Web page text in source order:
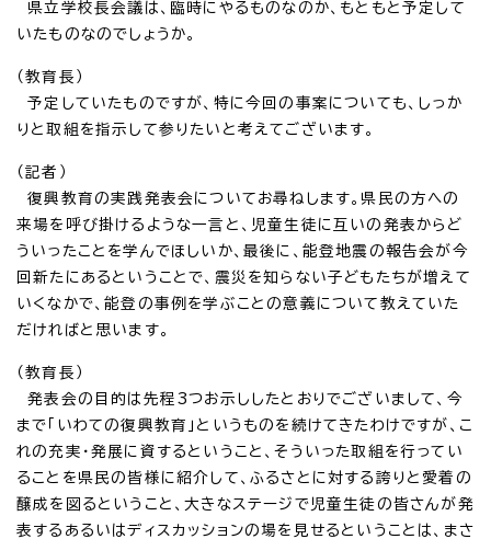
県立学校長会議は、臨時にやるものなのか、もともと予定して
いたものなのでしょうか。
（教育長）
予定していたものですが、特に今回の事案についても、しっか
りと取組を指示して参りたいと考えてございます。
（記者）
復興教育の実践発表会についてお尋ねします。県民の方への
来場を呼び掛けるような一言と、児童生徒に互いの発表からど
ういったことを学んでほしいか、最後に、能登地震の報告会が今
回新たにあるということで、震災を知らない子どもたちが増えて
いくなかで、能登の事例を学ぶことの意義について教えていた
だければと思います。
（教育長）
発表会の目的は先程3つお示ししたとおりでございまして、今
まで「いわての復興教育」というものを続けてきたわけですが、こ
れの充実・発展に資するということ、そういった取組を行ってい
ることを県民の皆様に紹介して、ふるさとに対する誇りと愛着の
醸成を図るということ、大きなステージで児童生徒の皆さんが発
表するあるいはディスカッションの場を見せるということは、まさ